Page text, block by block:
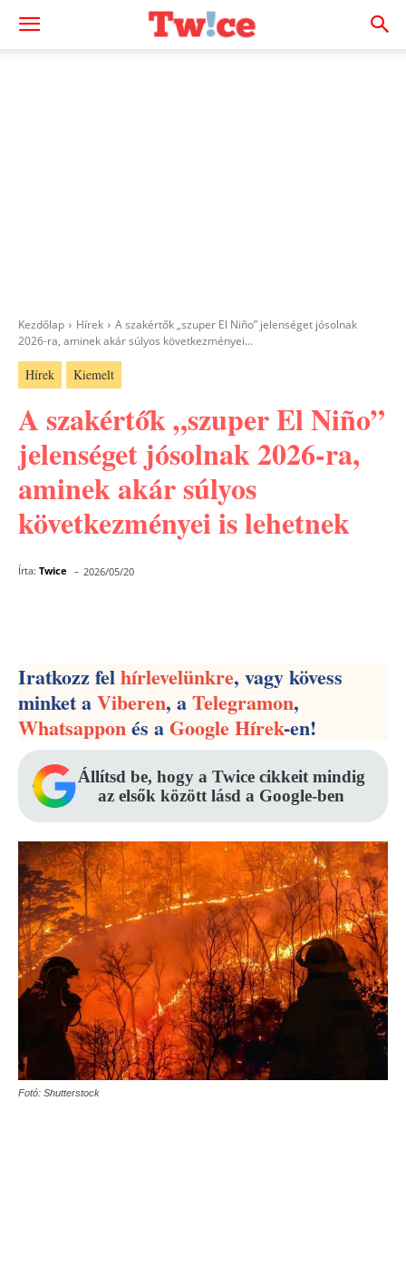
Kezdőlap Hírek
A szakértők „szuper El Niño” jelenséget jósolnak
2026-ra, aminek akár súlyos következményei...
Hírek Kiemelt
A szakértők „szuper El Niño”
jelenséget jósolnak 2026-ra,
aminek akár súlyos
következményei is lehetnek
Írta: Twice - 2026/05/20
Iratkozz felhírlevelünkre, vagy kövess
minket aViberen, aTelegramon,
Whatsapponés aGoogle Hírek-en!
Állítsd be, hogy a Twice cikkeit mindig
az elsők között lásd a Google-ben
Fotó: Shutterstock